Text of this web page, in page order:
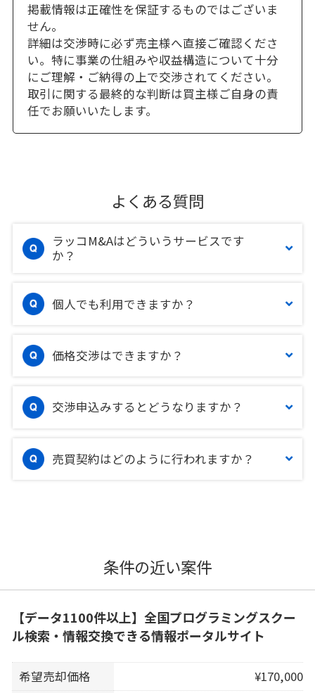
掲載情報は正確性を保証するものではございま
せん。
詳細は交渉時に必ず売主様へ直接ご確認くださ
い。特に事業の仕組みや収益構造について十分
にご理解・ご納得の上で交渉されてください。
取引に関する最終的な判断は買主様ご自身の責
任でお願いいたします。
よくある質問
ラッコM&Aはどういうサービスです
か？
個人でも利用できますか？
価格交渉はできますか？
交渉申込みするとどうなりますか？
売買契約はどのように行われますか？
条件の近い案件
【データ1100件以上】全国プログラミングスクー
ル検索・情報交換できる情報ポータルサイト
希望売却価格 ¥170,000